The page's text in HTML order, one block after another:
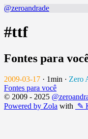
@zeroandrade
#ttf
Fontes para
2009-03-17 · 1min · Zero
Fontes para você
© 2009 - 2025
Powered by Zola with ✎